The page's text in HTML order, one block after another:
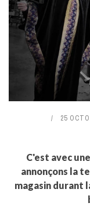
25
C'est avec
annonçons la
magasin durant